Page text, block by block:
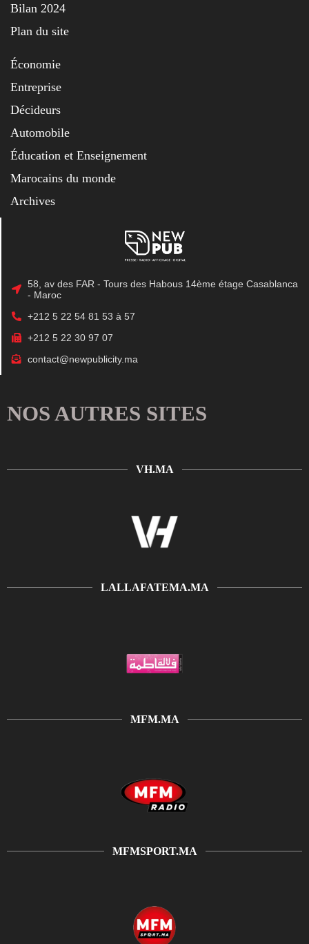
Bilan 2024
Plan du site
Économie
Entreprise
Décideurs
Automobile
Éducation et Enseignement
Marocains du monde
Archives
58, av des FAR - Tours des Habous 14ème étage Casablanca
- Maroc
+212 5 22 54 81 53 à 57
+212 5 22 30 97 07
contact@newpublicity.ma
NOS AUTRES SITES
VH.MA
LALLAFATEMA.MA
MFM.MA
MFMSPORT.MA